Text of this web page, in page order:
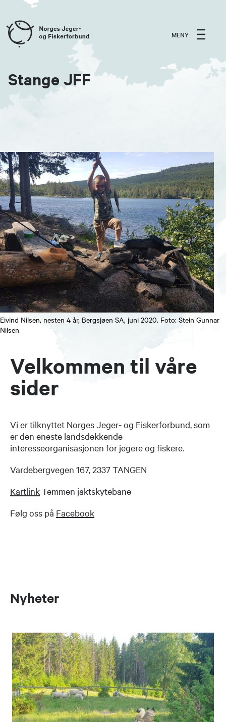
MENY
Stange JFF
Eivind Nilsen, nesten 4 år, Bergsjøen SA, juni 2020. Foto: Stein Gunnar
Nilsen
Velkommen til våre
sider
Vi er tilknyttet Norges Jeger- og Fiskerforbund, som
er den eneste landsdekkende
interesseorganisasjonen for jegere og fiskere.
Vardebergvegen 167, 2337 TANGEN
KartlinkTemmen jaktskytebane
Følg oss på Facebook
Nyheter